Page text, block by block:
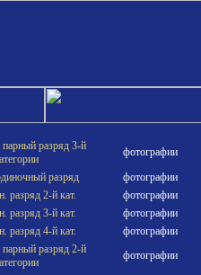
разряд 3-й
фотографии
разряд
фотографии
разряд 2-й кат.
фотографии
разряд 3-й кат.
фотографии
разряд 4-й кат.
фотографии
разряд 2-й
фотографии